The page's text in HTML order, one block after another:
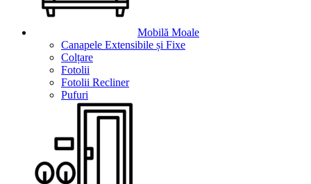
Mobilă Moale
Canapele Extensibile și Fixe
Colțare
Fotolii
Fotolii Recliner
Pufuri